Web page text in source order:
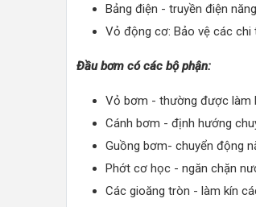
Bảng điện - truyền điện
Vỏ động cơ: Bảo vệ các chi
Đầu bơm có các bộ phận:
Vỏ bơm - thường được làm
Cánh bơm - định hướng
Guồng bơm- chuyển động
Phớt cơ học - ngăn chặn
Các gioăng tròn - làm kín